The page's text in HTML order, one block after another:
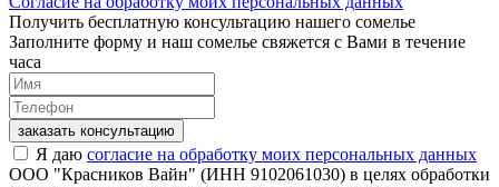
Получить бесплатную консультацию нашего сомелье
Заполните форму и наш сомелье свяжется с Вами в течение
часа
заказать консультацию
Я даю согласие на обработку моих персональных данных
ООО "Красников Вайн" (ИНН 9102061030) в целях обработки